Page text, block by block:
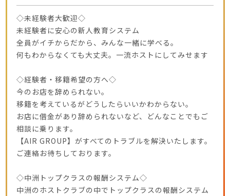
◇未経験者大歓迎◇
未経験者に安心の新人教育システム
全員がイチからだから、みんな一緒に学べる。
何もわからなくても大丈夫。一流ホストにしてみせます
◇経験者・移籍希望の方へ◇
今のお店を辞められない。
移籍を考えているがどうしたらいいかわからない。
お店に借金があり辞められないなど、どんなことでもご
相談に乗ります。
【AIR GROUP】がすべてのトラブルを解決いたします。
ご連絡お待ちしております。
◇中洲トップクラスの報酬システム◇
中洲のホストクラブの中でトップクラスの報酬システム